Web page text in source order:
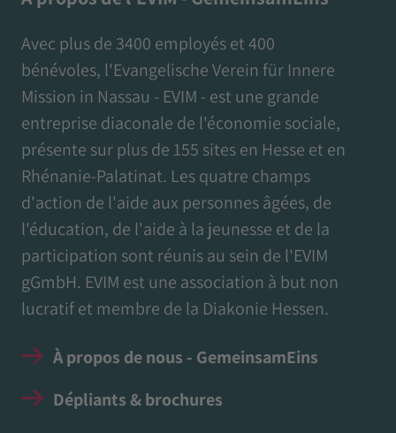
Avec plus de 3400 employés et 400
bénévoles, l'Evangelische Verein für Innere
Mission in Nassau - EVIM - est une grande
entreprise diaconale de l'économie sociale,
présente sur plus de 155 sites en Hesse et en
Rhénanie-Palatinat. Les quatre champs
d'action de l'aide aux personnes âgées, de
l'éducation, de l'aide à la jeunesse et de la
participation sont réunis au sein de l'EVIM
gGmbH. EVIM est une association à but non
lucratif et membre de la Diakonie Hessen.
À propos de nous - GemeinsamEins
Dépliants & brochures